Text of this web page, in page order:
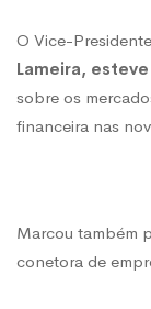
O Vice-
Lameira,
sobre os
financeira nas
Marcou também
conetora de